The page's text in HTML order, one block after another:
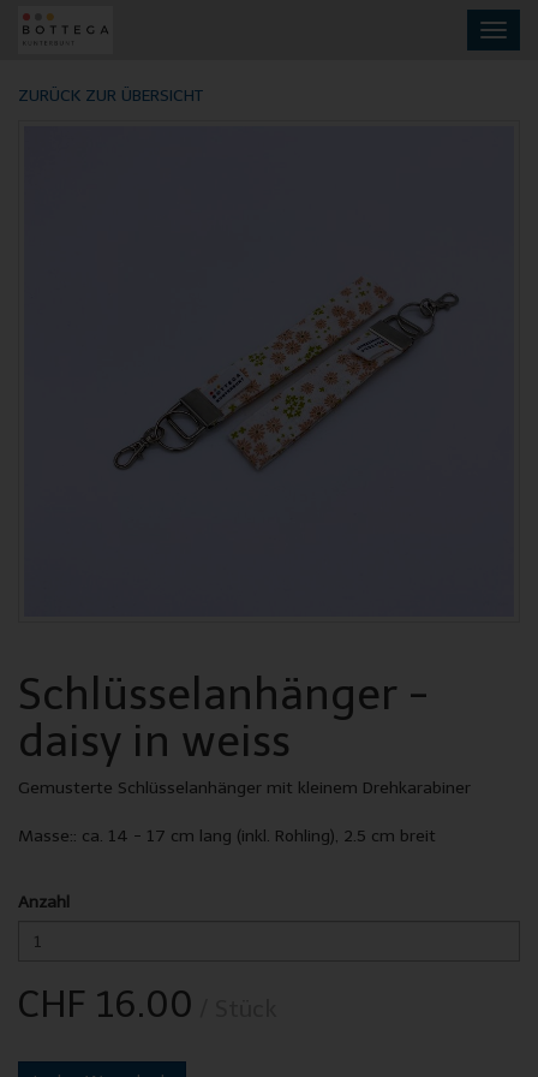
Skip
content
ZURÜCK ZUR ÜBERSICHT
Schlüsselanhänger -
daisy in weiss
Gemusterte Schlüsselanhänger mit kleinem Drehkarabiner
Masse:: ca. 14 - 17 cm lang (inkl. Rohling), 2.5 cm breit
Anzahl
CHF 16.00